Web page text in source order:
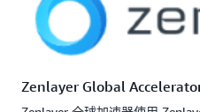
Zenlayer Global